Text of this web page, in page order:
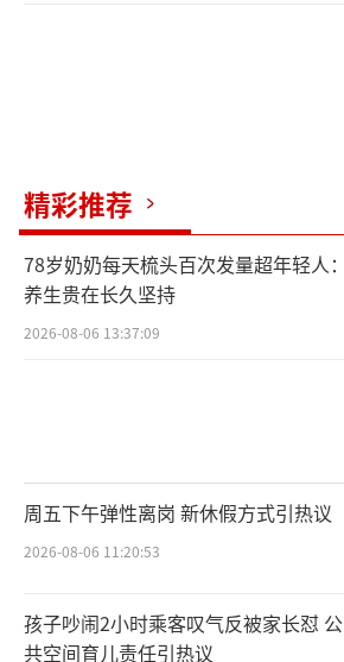
精彩推荐
78岁奶奶每天梳头百次发量超年轻人：
养生贵在长久坚持
2026-08-06 13:37:09
周五下午弹性离岗 新休假方式引热议
2026-08-06 11:20:53
孩子吵闹2小时乘客叹气反被家长怼 公
共空间育儿责任引热议